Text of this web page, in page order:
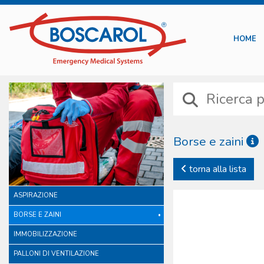
HOME
ASPIRAZIONE
BORSE E ZAINI
IMMOBILIZZAZIONE
PALLONI DI VENTILAZIONE
torna alla lista
Borse e zaini
Le borse e gli zaini
internazionale.
includono scelte di